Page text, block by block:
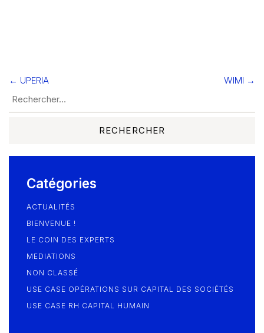
Notre équipe
Constellation Médiation
Nos partenaires
Les Smart Diagnostics
Blog
Navigation
de
← UPERIA WIMI →
Catégories
ACTUALITÉS
BIENVENUE !
LE COIN DES EXPERTS
MEDIATIONS
NON CLASSÉ
USE CASE OPÉRATIONS SUR CAPITAL DES SOCIÉTÉS
USE CASE RH CAPITAL HUMAIN